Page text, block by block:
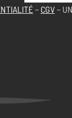
– CGV–